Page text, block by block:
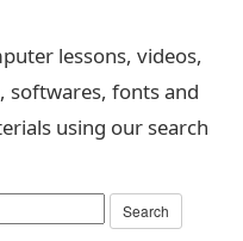
lessons, videos,
softwares, fonts and
using our search